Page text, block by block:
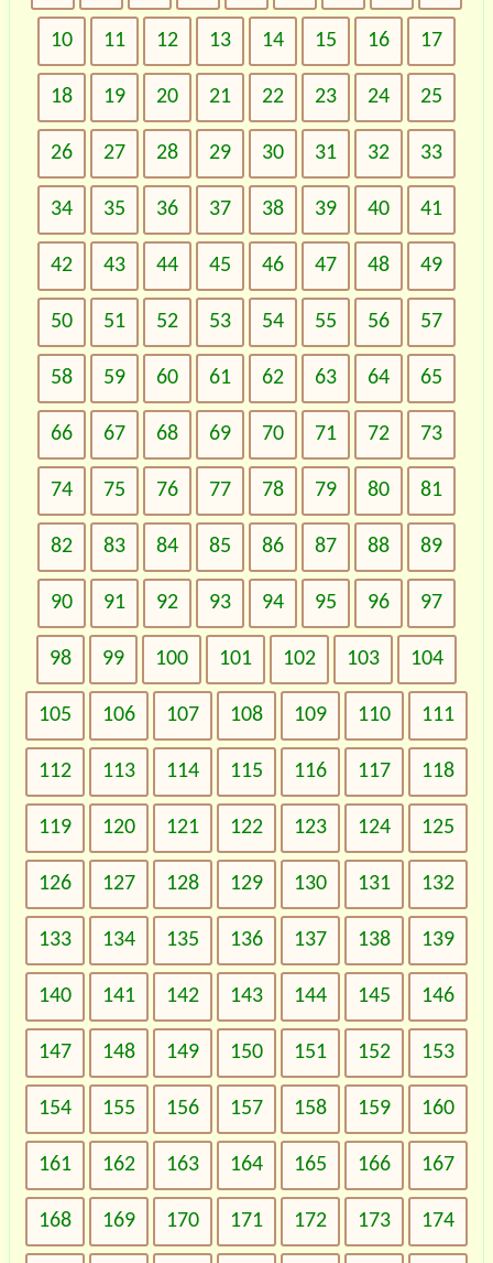
10 11 12 13 14 15 16 17
18 19 20 21 22 23 24 25
26 27 28 29 30 31 32 33
34 35 36 37 38 39 40 41
42 43 44 45 46 47 48 49
50 51 52 53 54 55 56 57
58 59 60 61 62 63 64 65
66 67 68 69 70 71 72 73
74 75 76 77 78 79 80 81
82 83 84 85 86 87 88 89
90 91 92 93 94 95 96 97
98 99 100 101 102 103 104
105 106 107 108 109 110 111
112 113 114 115 116 117 118
119 120 121 122 123 124 125
126 127 128 129 130 131 132
133 134 135 136 137 138 139
140 141 142 143 144 145 146
147 148 149 150 151 152 153
154 155 156 157 158 159 160
161 162 163 164 165 166 167
168 169 170 171 172 173 174